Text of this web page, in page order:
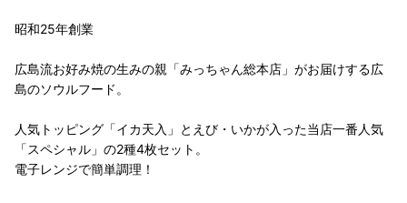
昭和25年創業
広島流お好み焼の生みの親「みっちゃん総本店」がお届けする広
島のソウルフード。
人気トッピング「イカ天入」とえび・いかが入った当店一番人気
「スペシャル」の2種4枚セット。
電子レンジで簡単調理！